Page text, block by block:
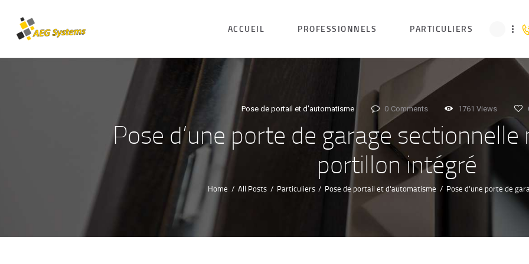
ACCUEIL PROFESSIONNELS PARTICULIERS
Pose de portail et d'automatisme 0 Comments 1761 Views
Pose d’une porte de garage
portillon intégré
Home All Posts Particuliers Pose de portail et d'automatisme Pose d’une porte de
PROFESSIONN
PARTICULIERS
TOUTES NOS
PRESTATIONS
NOTRE